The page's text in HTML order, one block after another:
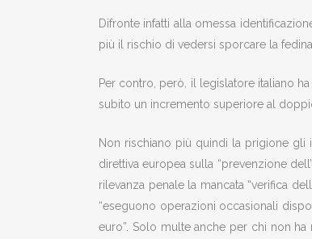
Difronte infatti alla omessa
più il rischio di vedersi sporcare la
Per contro, però, il legislatore italiano
subito un incremento superiore al
Non rischiano più quindi la prigione gli
direttiva europea sulla “prevenzione
rilevanza penale la mancata “verifica
“eseguono operazioni occasionali
euro”. Solo multe anche per chi non